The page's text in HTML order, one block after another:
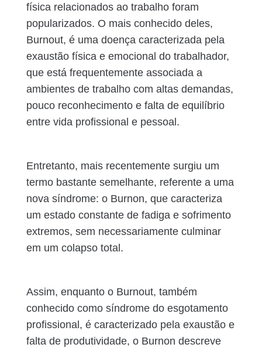
física relacionados ao trabalho foram
popularizados. O mais conhecido deles,
Burnout, é uma doença caracterizada pela
exaustão física e emocional do trabalhador,
que está frequentemente associada a
ambientes de trabalho com altas demandas,
pouco reconhecimento e falta de equilíbrio
entre vida profissional e pessoal.
Entretanto, mais recentemente surgiu um
termo bastante semelhante, referente a uma
nova síndrome: o Burnon, que caracteriza
um estado constante de fadiga e sofrimento
extremos, sem necessariamente culminar
em um colapso total.
Assim, enquanto o Burnout, também
conhecido como síndrome do esgotamento
profissional, é caracterizado pela exaustão e
falta de produtividade, o Burnon descreve